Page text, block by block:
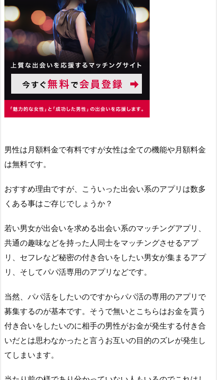
男性は月額料金で有料ですが女性は全ての機能や月額料金
は無料です。
おすすめ理由ですが、こういった出会い系のアプリは数多
くある事はご存じでしょうか？
若い男女が出会いを求める出会い系のマッチングアプリ、
共通の趣味などを持った人同士をマッチングさせるアプ
リ、セフレなど秘密の付き合いをしたい男女が集まるアプ
リ、そしてパパ活専用のアプリなどです。
当然、パパ活をしたいのですからパパ活の専用のアプリで
募集するのが基本です。そうで無いとこちらはお金を貰う
付き合いをしたいのに相手の男性がお金が発生する付き合
いだとは思わなかったと言うお互いの目的のズレが発生し
てしまいます。